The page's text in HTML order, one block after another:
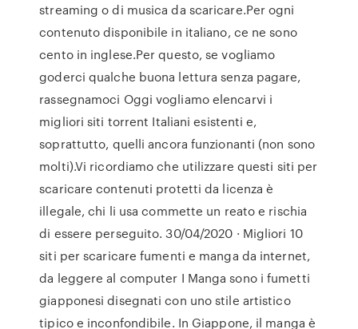
streaming o di musica da scaricare.Per ogni
contenuto disponibile in italiano, ce ne sono
cento in inglese.Per questo, se vogliamo
goderci qualche buona lettura senza pagare,
rassegnamoci Oggi vogliamo elencarvi i
migliori siti torrent Italiani esistenti e,
soprattutto, quelli ancora funzionanti (non sono
molti).Vi ricordiamo che utilizzare questi siti per
scaricare contenuti protetti da licenza è
illegale, chi li usa commette un reato e rischia
di essere perseguito. 30/04/2020 · Migliori 10
siti per scaricare fumenti e manga da internet,
da leggere al computer I Manga sono i fumetti
giapponesi disegnati con uno stile artistico
tipico e inconfondibile. In Giappone, il manga è